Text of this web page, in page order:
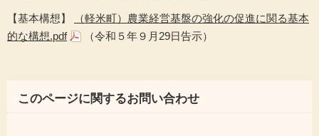
【基本構想】
（軽米町）農業経営基盤の強化の促進に関る基本
的な構想.pdf
（令和５年９月29日告示）
このページに関するお問い合わせ